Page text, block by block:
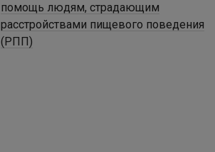
помощь людям, страдающим
расстройствами пищевого поведения
(РПП)